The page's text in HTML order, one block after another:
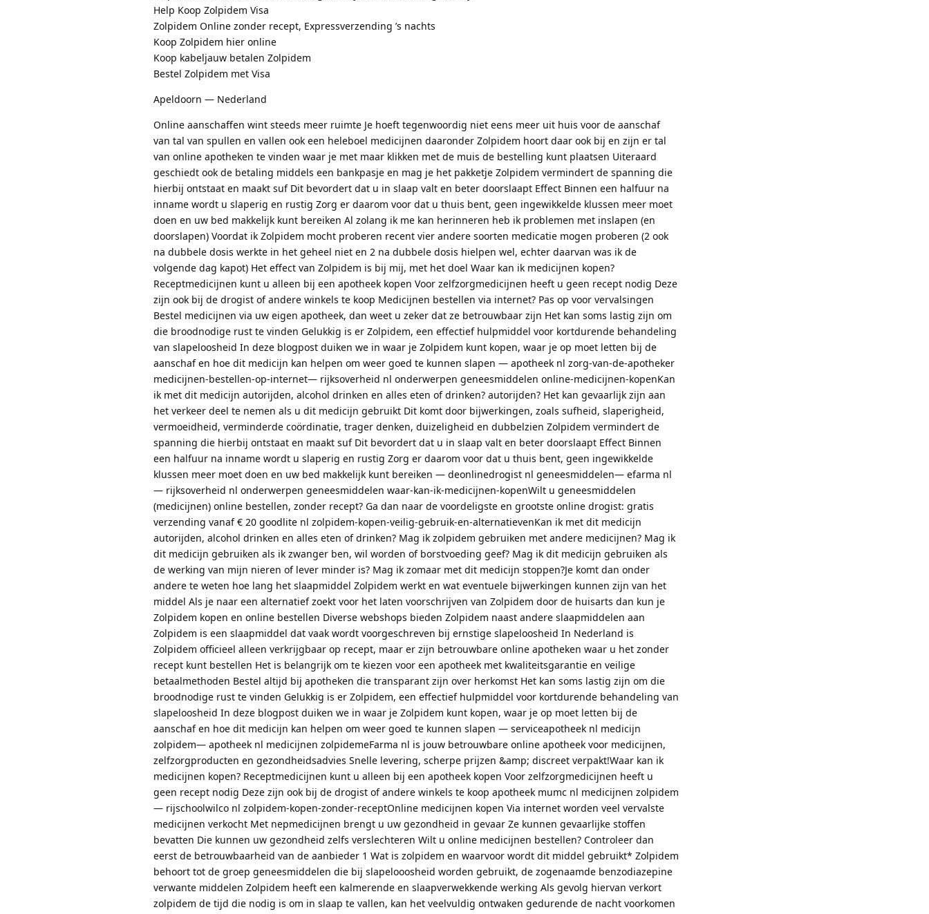
Help Koop Zolpidem Visa
Zolpidem Online zonder recept, Expressverzending ’s nachts
Koop Zolpidem hier online
Koop kabeljauw betalen Zolpidem
Bestel Zolpidem met Visa
Apeldoorn — Nederland
Online aanschaffen wint steeds meer ruimte Je hoeft tegenwoordig niet eens meer uit huis voor de aanschaf
van tal van spullen en vallen ook een heleboel medicijnen daaronder Zolpidem hoort daar ook bij en zijn er tal
van online apotheken te vinden waar je met maar klikken met de muis de bestelling kunt plaatsen Uiteraard
geschiedt ook de betaling middels een bankpasje en mag je het pakketje Zolpidem vermindert de spanning die
hierbij ontstaat en maakt suf Dit bevordert dat u in slaap valt en beter doorslaapt Effect Binnen een halfuur na
inname wordt u slaperig en rustig Zorg er daarom voor dat u thuis bent, geen ingewikkelde klussen meer moet
doen en uw bed makkelijk kunt bereiken Al zolang ik me kan herinneren heb ik problemen met inslapen (en
doorslapen) Voordat ik Zolpidem mocht proberen recent vier andere soorten medicatie mogen proberen (2 ook
na dubbele dosis werkte in het geheel niet en 2 na dubbele dosis hielpen wel, echter daarvan was ik de
volgende dag kapot) Het effect van Zolpidem is bij mij, met het doel Waar kan ik medicijnen kopen?
Receptmedicijnen kunt u alleen bij een apotheek kopen Voor zelfzorgmedicijnen heeft u geen recept nodig Deze
zijn ook bij de drogist of andere winkels te koop Medicijnen bestellen via internet? Pas op voor vervalsingen
Bestel medicijnen via uw eigen apotheek, dan weet u zeker dat ze betrouwbaar zijn Het kan soms lastig zijn om
die broodnodige rust te vinden Gelukkig is er Zolpidem, een effectief hulpmiddel voor kortdurende behandeling
van slapeloosheid In deze blogpost duiken we in waar je Zolpidem kunt kopen, waar je op moet letten bij de
aanschaf en hoe dit medicijn kan helpen om weer goed te kunnen slapen — apotheek nl zorg-van-de-apotheker
medicijnen-bestellen-op-internet— rijksoverheid nl onderwerpen geneesmiddelen online-medicijnen-kopenKan
ik met dit medicijn autorijden, alcohol drinken en alles eten of drinken? autorijden? Het kan gevaarlijk zijn aan
het verkeer deel te nemen als u dit medicijn gebruikt Dit komt door bijwerkingen, zoals sufheid, slaperigheid,
vermoeidheid, verminderde coördinatie, trager denken, duizeligheid en dubbelzien Zolpidem vermindert de
spanning die hierbij ontstaat en maakt suf Dit bevordert dat u in slaap valt en beter doorslaapt Effect Binnen
een halfuur na inname wordt u slaperig en rustig Zorg er daarom voor dat u thuis bent, geen ingewikkelde
klussen meer moet doen en uw bed makkelijk kunt bereiken — deonlinedrogist nl geneesmiddelen— efarma nl
— rijksoverheid nl onderwerpen geneesmiddelen waar-kan-ik-medicijnen-kopenWilt u geneesmiddelen
(medicijnen) online bestellen, zonder recept? Ga dan naar de voordeligste en grootste online drogist: gratis
verzending vanaf € 20 goodlite nl zolpidem-kopen-veilig-gebruik-en-alternatievenKan ik met dit medicijn
autorijden, alcohol drinken en alles eten of drinken? Mag ik zolpidem gebruiken met andere medicijnen? Mag ik
dit medicijn gebruiken als ik zwanger ben, wil worden of borstvoeding geef? Mag ik dit medicijn gebruiken als
de werking van mijn nieren of lever minder is? Mag ik zomaar met dit medicijn stoppen?Je komt dan onder
andere te weten hoe lang het slaapmiddel Zolpidem werkt en wat eventuele bijwerkingen kunnen zijn van het
middel Als je naar een alternatief zoekt voor het laten voorschrijven van Zolpidem door de huisarts dan kun je
Zolpidem kopen en online bestellen Diverse webshops bieden Zolpidem naast andere slaapmiddelen aan
Zolpidem is een slaapmiddel dat vaak wordt voorgeschreven bij ernstige slapeloosheid In Nederland is
Zolpidem officieel alleen verkrijgbaar op recept, maar er zijn betrouwbare online apotheken waar u het zonder
recept kunt bestellen Het is belangrijk om te kiezen voor een apotheek met kwaliteitsgarantie en veilige
betaalmethoden Bestel altijd bij apotheken die transparant zijn over herkomst Het kan soms lastig zijn om die
broodnodige rust te vinden Gelukkig is er Zolpidem, een effectief hulpmiddel voor kortdurende behandeling van
slapeloosheid In deze blogpost duiken we in waar je Zolpidem kunt kopen, waar je op moet letten bij de
aanschaf en hoe dit medicijn kan helpen om weer goed te kunnen slapen — serviceapotheek nl medicijn
zolpidem— apotheek nl medicijnen zolpidemeFarma nl is jouw betrouwbare online apotheek voor medicijnen,
zelfzorgproducten en gezondheidsadvies Snelle levering, scherpe prijzen &amp; discreet verpakt!Waar kan ik
medicijnen kopen? Receptmedicijnen kunt u alleen bij een apotheek kopen Voor zelfzorgmedicijnen heeft u
geen recept nodig Deze zijn ook bij de drogist of andere winkels te koop apotheek mumc nl medicijnen zolpidem
— rijschoolwilco nl zolpidem-kopen-zonder-receptOnline medicijnen kopen Via internet worden veel vervalste
medicijnen verkocht Met nepmedicijnen brengt u uw gezondheid in gevaar Ze kunnen gevaarlijke stoffen
bevatten Die kunnen uw gezondheid zelfs verslechteren Wilt u online medicijnen bestellen? Controleer dan
eerst de betrouwbaarheid van de aanbieder 1 Wat is zolpidem en waarvoor wordt dit middel gebruikt* Zolpidem
behoort tot de groep geneesmiddelen die bij slapelooosheid worden gebruikt, de zogenaamde benzodiazepine
verwante middelen Zolpidem heeft een kalmerende en slaapverwekkende werking Als gevolg hiervan verkort
zolpidem de tijd die nodig is om in slaap te vallen, kan het veelvuldig ontwaken gedurende de nacht voorkomen